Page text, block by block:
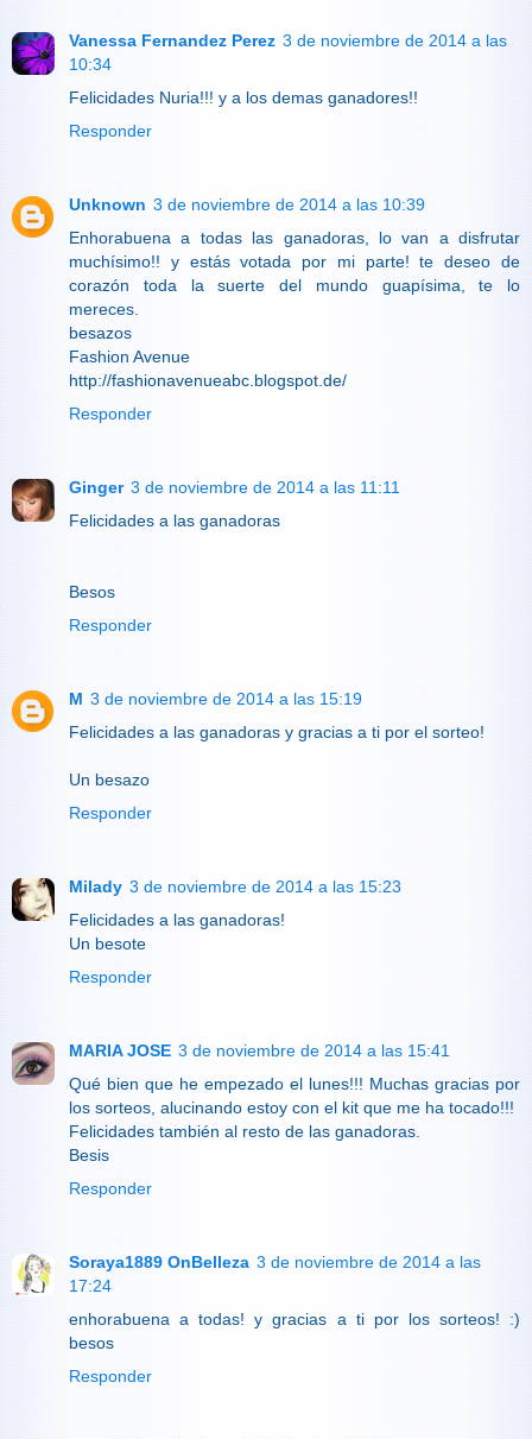
Vanessa Fernandez Perez 3 de noviembre de 2014 a las
10:34
Felicidades Nuria!!! y a los demas ganadores!!
Responder
Unknown 3 de noviembre de 2014 a las 10:39
Enhorabuena a todas las ganadoras, lo van a disfrutar
muchísimo!! y estás votada por mi parte! te deseo de
corazón toda la suerte del mundo guapísima, te lo
mereces.
besazos
Fashion Avenue
http://fashionavenueabc.blogspot.de/
Responder
Ginger 3 de noviembre de 2014 a las 11:11
Felicidades a las ganadoras
Besos
Responder
M 3 de noviembre de 2014 a las 15:19
Felicidades a las ganadoras y gracias a ti por el sorteo!
Un besazo
Responder
Milady 3 de noviembre de 2014 a las 15:23
Felicidades a las ganadoras!
Un besote
Responder
MARIA JOSE 3 de noviembre de 2014 a las 15:41
Qué bien que he empezado el lunes!!! Muchas gracias por
los sorteos, alucinando estoy con el kit que me ha tocado!!!
Felicidades también al resto de las ganadoras.
Besis
Responder
Soraya1889 OnBelleza 3 de noviembre de 2014 a las
17:24
enhorabuena a todas! y gracias a ti por los sorteos! :)
besos
Responder